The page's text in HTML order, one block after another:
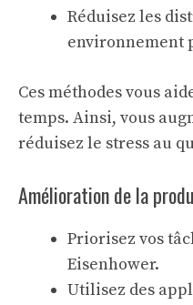
Réduisez les
environnement
Ces méthodes vous
temps. Ainsi, vous
réduisez le stress au
Amélioration de la
Priorisez vos
Eisenhower.
Utilisez des